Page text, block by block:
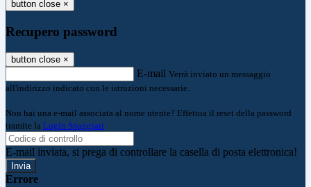
button close ×
Recupero password
button close ×
E-mail Verrà inviato un messaggio
all'indirizzo indicato con le istruzioni necessarie.
Non hai una e-mail associata al nome utente? Effettua il reset della password
tramite la Login Spaggiari
E-mail inviata, si prega di controllare la casella di posta elettronica!
Errore